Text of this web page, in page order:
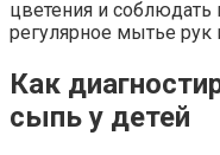
цветения и соблюдать
регулярное мытье рук
Как
сыпь у детей